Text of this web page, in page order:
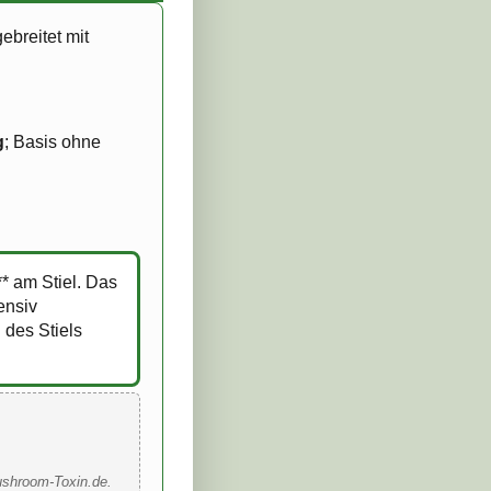
mit
; Basis ohne
am Stiel. Das
des Stiels
Toxin.de.